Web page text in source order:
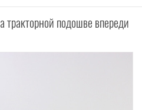
подошве впереди